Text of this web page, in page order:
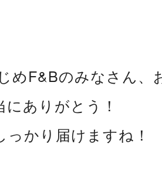
めF&Bのみなさん、
ありがとう！
っかり届けますね！